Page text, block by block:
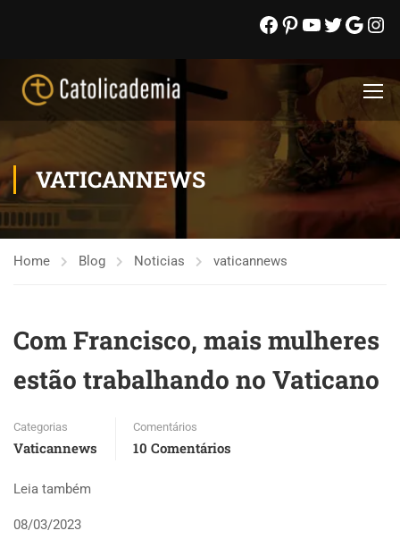
VATICANNEWS
Home Blog Noticias vaticannews
Com Francisco, mais mulheres
estão trabalhando no Vaticano
Categorias
Vaticannews
Comentários
10 Comentários
Leia também
08/03/2023